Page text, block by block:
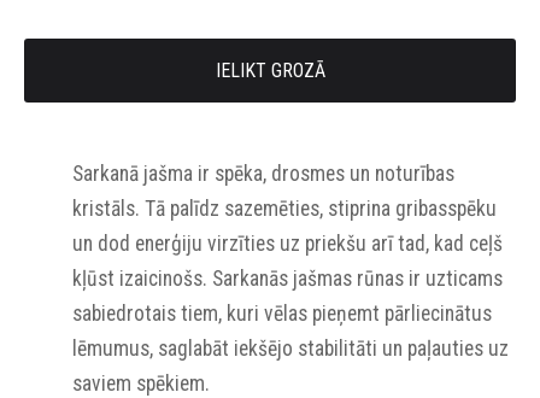
IELIKT GROZĀ
Sarkanā jašma ir spēka, drosmes un noturības
kristāls. Tā palīdz sazemēties, stiprina gribasspēku
un dod enerģiju virzīties uz priekšu arī tad, kad ceļš
kļūst izaicinošs. Sarkanās jašmas rūnas ir uzticams
sabiedrotais tiem, kuri vēlas pieņemt pārliecinātus
lēmumus, saglabāt iekšējo stabilitāti un paļauties uz
saviem spēkiem.